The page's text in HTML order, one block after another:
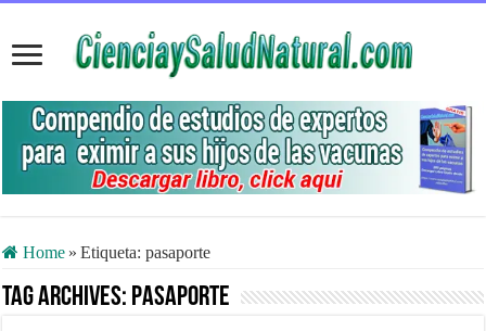
Home » Etiqueta:pasaporte
Tag Archives: pasaporte